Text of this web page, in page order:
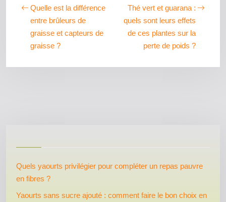
Quelle est la différence
entre brûleurs de
graisse et capteurs de
graisse ?
Thé vert et guarana :
quels sont leurs effets
de ces plantes sur la
perte de poids ?
Quels yaourts privilégier pour compléter un repas pauvre
en fibres ?
Yaourts sans sucre ajouté : comment faire le bon choix en